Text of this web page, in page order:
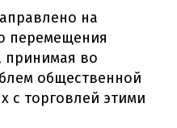
на
перемещения
принимая во
общественной
с торговлей этими